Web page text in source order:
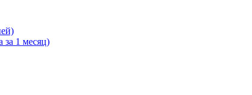
за 1 месяц)